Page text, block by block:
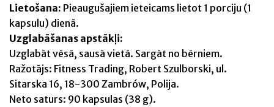
Lietošana: Pieaugušajiem ieteicams lietot 1 porciju (1
kapsulu) dienā.
Uzglabāšanas apstākļi:
Uzglabāt vēsā, sausā vietā. Sargāt no bērniem.
Ražotājs: Fitness Trading, Robert Szulborski, ul.
Sitarska 16, 18-300 Zambrów, Polija.
Neto saturs: 90 kapsulas (38 g).